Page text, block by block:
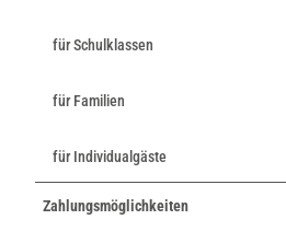
für Schulklassen
für Familien
für Individualgäste
Zahlungsmöglichkeiten